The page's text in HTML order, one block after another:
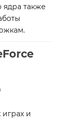
ядра также
и